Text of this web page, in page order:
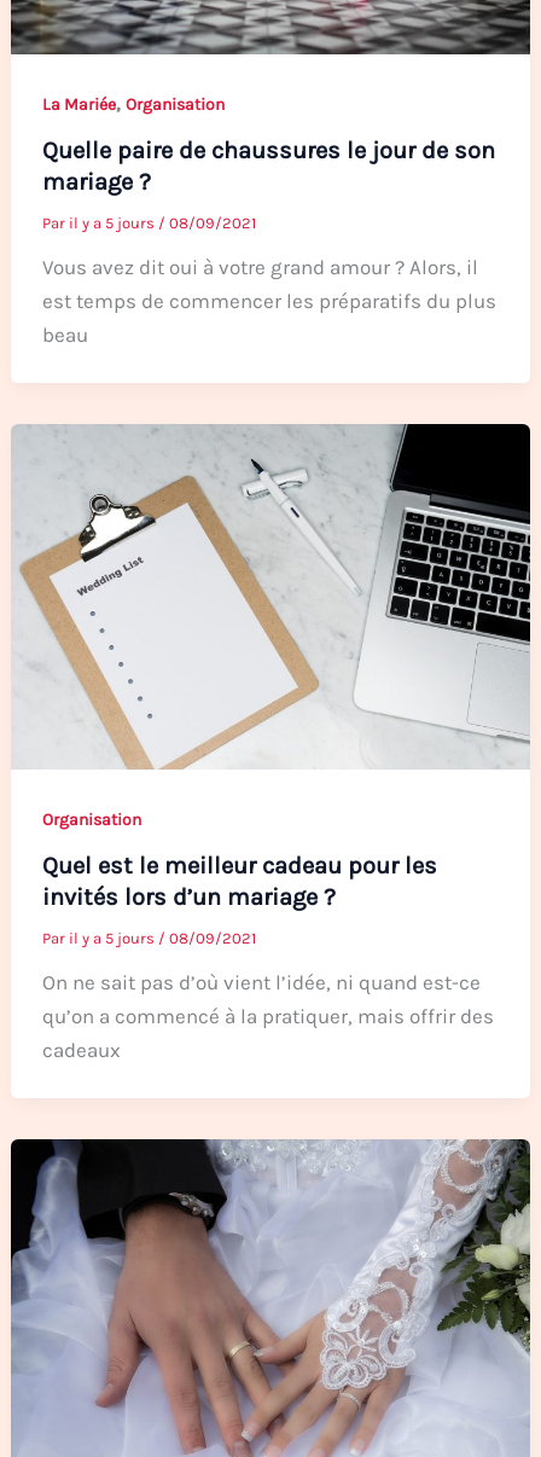
La Mariée, Organisation
Quelle paire de chaussures le jour de son
mariage ?
Par il y a 5 jours / 08/09/2021
Vous avez dit oui à votre grand amour ? Alors, il
est temps de commencer les préparatifs du plus
beau
Organisation
Quel est le meilleur cadeau pour les
invités lors d’un mariage ?
Par il y a 5 jours / 08/09/2021
On ne sait pas d’où vient l’idée, ni quand est-ce
qu’on a commencé à la pratiquer, mais offrir des
cadeaux